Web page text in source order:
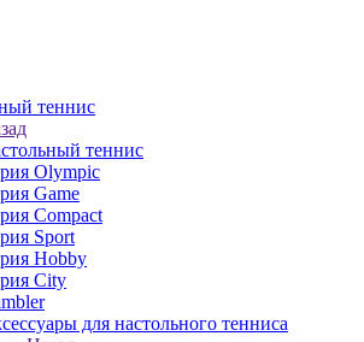
теннис
теннис
Olympic
Game
Compact
Sport
Hobby
City
для настольного тенниса